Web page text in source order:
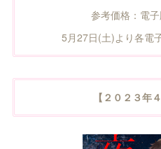
参考価格：電
5月27日(土)より各電
【２０２３年